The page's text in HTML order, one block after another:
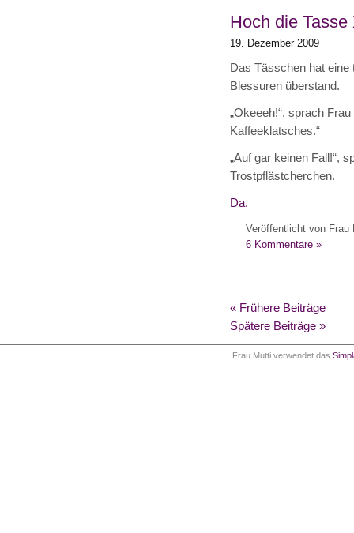
Hoch die Tasse
19. Dezember 2009
Das Tässchen hat eine
Blessuren überstand.
„Okeeeh!“, sprach
Kaffeeklatsches.“
„Auf gar keinen Fall!“,
Trostpflästcherchen.
Da.
Veröffentlicht von Frau
6 Kommentare »
« Frühere Beiträge
Spätere Beiträge »
Frau Mutti verwendet das